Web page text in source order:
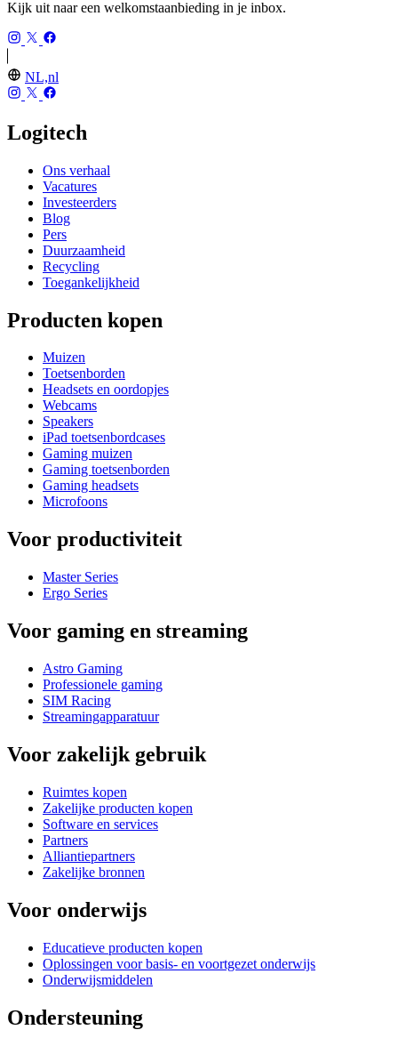
Kijk uit naar een welkomstaanbieding in je inbox.
NL,nl
Logitech
Ons verhaal
Vacatures
Investeerders
Blog
Pers
Duurzaamheid
Recycling
Toegankelijkheid
Producten kopen
Muizen
Toetsenborden
Headsets en oordopjes
Webcams
Speakers
iPad toetsenbordcases
Gaming muizen
Gaming toetsenborden
Gaming headsets
Microfoons
Voor productiviteit
Master Series
Ergo Series
Voor gaming en streaming
Astro Gaming
Professionele gaming
SIM Racing
Streamingapparatuur
Voor zakelijk gebruik
Ruimtes kopen
Zakelijke producten kopen
Software en services
Partners
Alliantiepartners
Zakelijke bronnen
Voor onderwijs
Educatieve producten kopen
Oplossingen voor basis- en voortgezet onderwijs
Onderwijsmiddelen
Ondersteuning